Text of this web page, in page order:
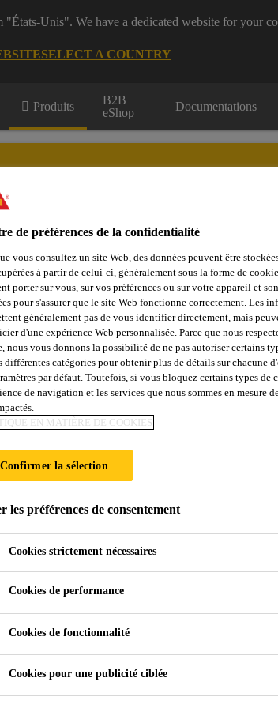
Unis". We have a dedicated website for your
SELECT A COUNTRY
Produits
B2B
eShop
Documentations
Balcons
Sols
Jointoiement
Collage Structurel Sikadur®-330
Sikadur®-
Résine d’imprégnation
Sikadur®-330 est une résine
époxydique et de fillers spéciaux. Sikadur®-330 est conforme aux exigences de la norme NF EN
1504-4 en tant que produit de collage
Conçue pour les méthodes
Thixotropie: aptitude à l’application
de préférences de la confidentialité
vous consultez un site Web, des données peuvent être
à partir de celui-ci, généralement sous la forme de
porter sur vous, sur vos préférences ou sur votre appareil et
pour s'assurer que le site Web fonctionne correctement. Les
généralement pas de vous identifier directement, mais
d'une expérience Web personnalisée. Parce que nous
nous vous donnons la possibilité de ne pas autoriser certains
différentes catégories pour obtenir plus de détails sur chacune
par défaut. Toutefois, si vous bloquez certains types de
de navigation et les services que nous sommes en mesure
EN MATIÈRE DE COOKIES
Confirmer la sélection
les préférences de consentement
Cookies strictement nécessaires
Cookies de performance
Cookies de fonctionnalité
Cookies pour une publicité ciblée